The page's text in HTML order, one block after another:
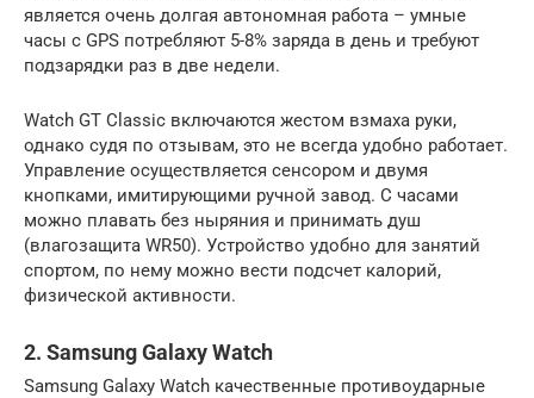
является очень долгая автономная работа – умные
часы с GPS потребляют 5-8% заряда в день и требуют
подзарядки раз в две недели.
Watch GT Classic включаются жестом взмаха руки,
однако судя по отзывам, это не всегда удобно работает.
Управление осуществляется сенсором и двумя
кнопками, имитирующими ручной завод. С часами
можно плавать без ныряния и принимать душ
(влагозащита WR50). Устройство удобно для занятий
спортом, по нему можно вести подсчет калорий,
физической активности.
2. Samsung Galaxy Watch
Samsung Galaxy Watch качественные противоударные